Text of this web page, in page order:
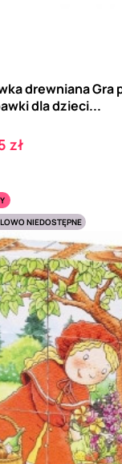
drewniana Gra
dla dzieci...
zł
NIEDOSTĘPNE